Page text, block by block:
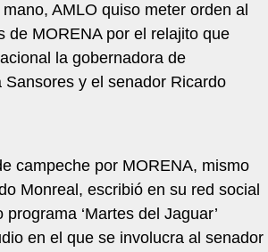
AMLO quiso meter orden al
de MORENA por el relajito que
la gobernadora de
Sansores y el senador Ricardo
campeche por MORENA, mismo
Monreal, escribió en su red social
‘Martes del Jaguar’
en el que se involucra al senador